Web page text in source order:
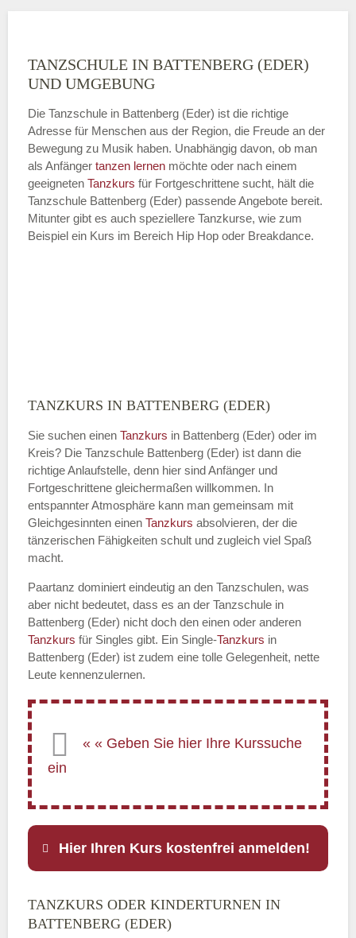
TANZSCHULE IN BATTENBERG (EDER)
UND UMGEBUNG
Die Tanzschule in Battenberg (Eder) ist die richtige
Adresse für Menschen aus der Region, die Freude an der
Bewegung zu Musik haben. Unabhängig davon, ob man
als Anfänger tanzen lernen möchte oder nach einem
geeigneten Tanzkurs für Fortgeschrittene sucht, hält die
Tanzschule Battenberg (Eder) passende Angebote bereit.
Mitunter gibt es auch speziellere Tanzkurse, wie zum
Beispiel ein Kurs im Bereich Hip Hop oder Breakdance.
TANZKURS IN BATTENBERG (EDER)
Sie suchen einen Tanzkurs in Battenberg (Eder) oder im
Kreis? Die Tanzschule Battenberg (Eder) ist dann die
richtige Anlaufstelle, denn hier sind Anfänger und
Fortgeschrittene gleichermaßen willkommen. In
entspannter Atmosphäre kann man gemeinsam mit
Gleichgesinnten einen Tanzkurs absolvieren, der die
tänzerischen Fähigkeiten schult und zugleich viel Spaß
macht.
Paartanz dominiert eindeutig an den Tanzschulen, was
aber nicht bedeutet, dass es an der Tanzschule in
Battenberg (Eder) nicht doch den einen oder anderen
Tanzkurs für Singles gibt. Ein Single-Tanzkurs in
Battenberg (Eder) ist zudem eine tolle Gelegenheit, nette
Leute kennenzulernen.
Hier Ihren Kurs kostenfrei anmelden!
Name*
TANZKURS ODER KINDERTURNEN IN
BATTENBERG (EDER)